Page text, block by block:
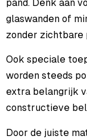
pand. Denk aan
glaswanden of
zonder zichtbare
Ook speciale
worden steeds
extra belangrijk
constructieve
Door de juiste